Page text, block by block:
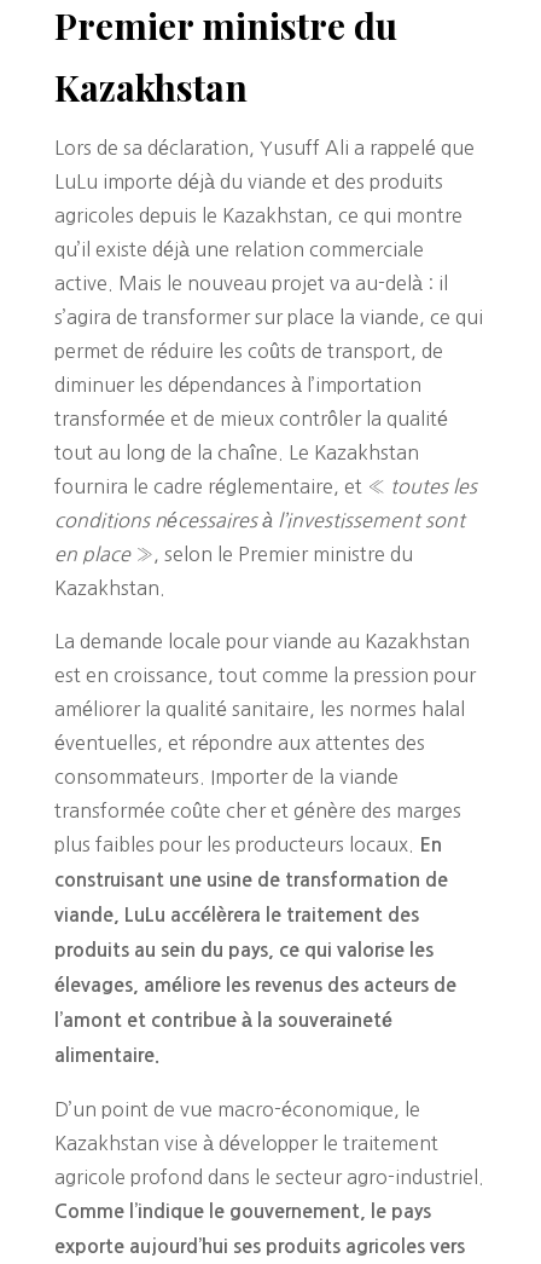
Premier ministre du
Kazakhstan
Lors de sa déclaration, Yusuff Ali a rappelé que
LuLu importe déjà du viande et des produits
agricoles depuis le Kazakhstan, ce qui montre
qu’il existe déjà une relation commerciale
active. Mais le nouveau projet va au-delà : il
s’agira de transformer sur place la viande, ce qui
permet de réduire les coûts de transport, de
diminuer les dépendances à l’importation
transformée et de mieux contrôler la qualité
tout au long de la chaîne. Le Kazakhstan
fournira le cadre réglementaire, et « toutes les
conditions nécessaires à l’investissement sont
en place», selon le Premier ministre du
Kazakhstan.
La demande locale pour viande au Kazakhstan
est en croissance, tout comme la pression pour
améliorer la qualité sanitaire, les normes halal
éventuelles, et répondre aux attentes des
consommateurs. Importer de la viande
transformée coûte cher et génère des marges
plus faibles pour les producteurs locaux.
En
construisant une usine de transformation de
viande, LuLu accélèrera le traitement des
produits au sein du pays, ce qui valorise les
élevages, améliore les revenus des acteurs de
l’amont et contribue à la souveraineté
alimentaire.
D’un point de vue macro-économique, le
Kazakhstan vise à développer le traitement
agricole profond dans le secteur agro-industriel.
Comme l’indique le gouvernement, le pays
exporte aujourd’hui ses produits agricoles vers